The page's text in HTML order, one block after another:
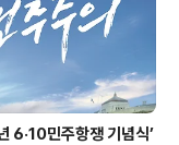
6·10민주항쟁 기념식’